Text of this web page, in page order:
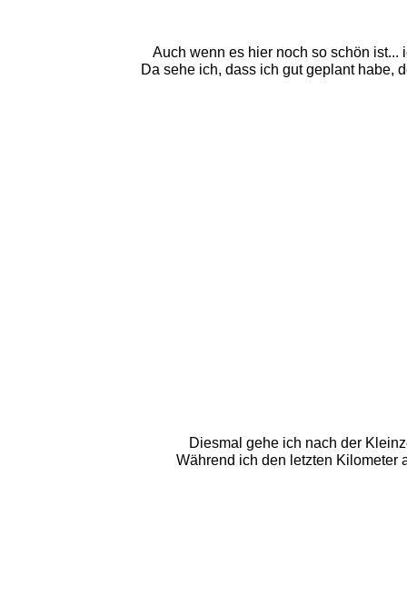
Auch wenn es hier noch so schön ist...
Da sehe ich, dass ich gut geplant habe,
Diesmal gehe ich nach der
Während ich den letzten Kilometer